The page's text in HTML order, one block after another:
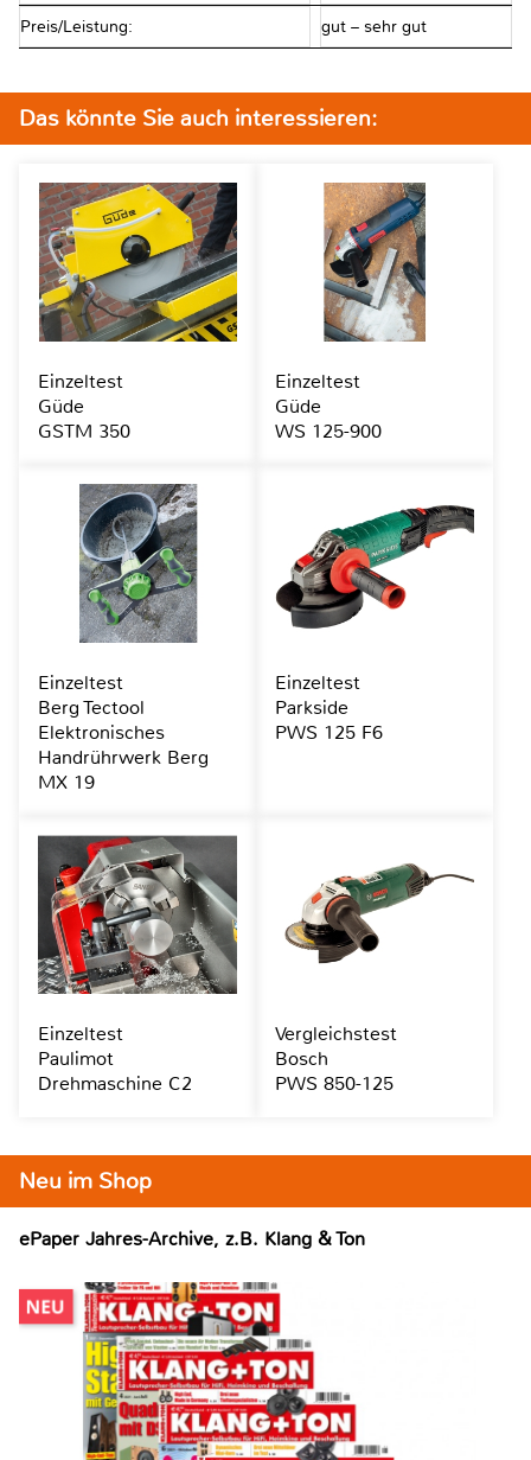
Preis/Leistung: gut – sehr gut
Neu im Shop
ePaper Jahres-Archive, z.B. Klang & Ton
Das könnte Sie auch interessieren:
Einzeltest
Güde
GSTM 350
Einzeltest
Güde
WS 125-900
Einzeltest
Berg Tectool
Elektronisches
Handrührwerk Berg
MX 19
Einzeltest
Parkside
PWS 125 F6
Einzeltest
Paulimot
Drehmaschine C2
Vergleichstest
Bosch
PWS 850-125